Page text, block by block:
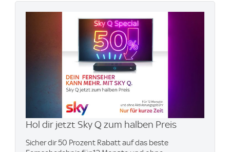
Hol dir jetzt Sky Q zum halben Preis
Sicher dir 50 Prozent Rabatt auf das beste